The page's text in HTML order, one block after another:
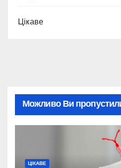
Цікаве
Можливо Ви
ЦІКАВЕ